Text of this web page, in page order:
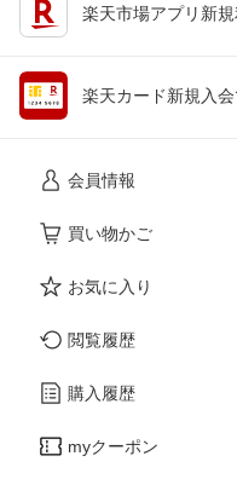
楽天市場アプリ新
楽天カード新規入
会員情報
買い物かご
お気に入り
閲覧履歴
購入履歴
myクーポン